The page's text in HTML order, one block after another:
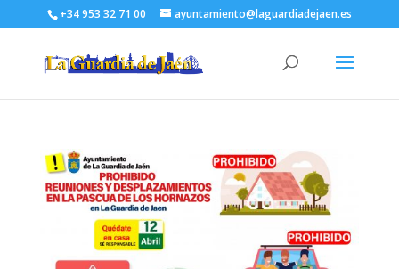
+34 953 32 71 00 ayuntamiento@laguardiadejaen.es